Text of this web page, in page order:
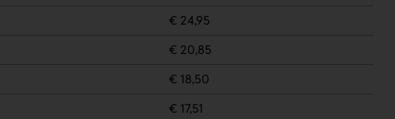
€ 24,95
€ 20,85
€ 18,50
€ 17,51